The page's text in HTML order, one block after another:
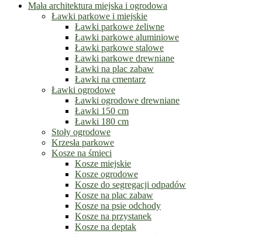
Mała architektura miejska i ogrodowa
Ławki parkowe i miejskie
Ławki parkowe żeliwne
Ławki parkowe aluminiowe
Ławki parkowe stalowe
Ławki parkowe drewniane
Ławki na plac zabaw
Ławki na cmentarz
Ławki ogrodowe
Ławki ogrodowe drewniane
Ławki 150 cm
Ławki 180 cm
Stoły ogrodowe
Krzesła parkowe
Kosze na śmieci
Kosze miejskie
Kosze ogrodowe
Kosze do segregacji odpadów
Kosze na plac zabaw
Kosze na psie odchody
Kosze na przystanek
Kosze na deptak